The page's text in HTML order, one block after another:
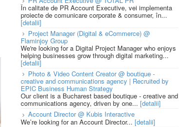
În calitate de PR Account Executive, vei implementa
proiecte de comunicare corporate & consumer, în...
[detalii]
Project Manager (Digital & eCommerce) @
Flaminjoy Group
We're looking for a Digital Project Manager who enjoys
helping businesses grow through digital marketing...
[detalii]
Photo & Video Content Creator @ boutique -
creative and communications agency | Recruited by
EPIC Business Human Strategy
Our client is a Bucharest based boutique - creative and
communications agency, driven by one... [detalii]
Account Director @ Kubis Interactive
We’re looking for an Account Director... [detalii]